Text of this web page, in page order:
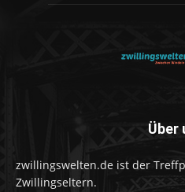
Über
zwillingswelten.de ist der
Zwillingseltern.